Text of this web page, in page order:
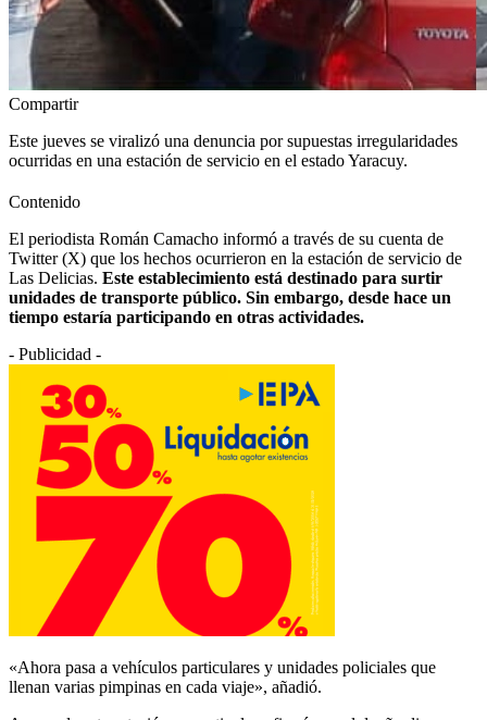
Compartir
Este jueves se viralizó una denuncia por supuestas irregularidades
ocurridas en una estación de servicio en el estado Yaracuy.
Contenido
El periodista Román Camacho informó a través de su cuenta de
Twitter (X) que los hechos ocurrieron en la estación de servicio de
Las Delicias. Este establecimiento está destinado para surtir
unidades de transporte público. Sin embargo, desde hace un
tiempo estaría participando en otras actividades.
- Publicidad -
«Ahora pasa a vehículos particulares y unidades policiales que
llenan varias pimpinas en cada viaje», añadió.